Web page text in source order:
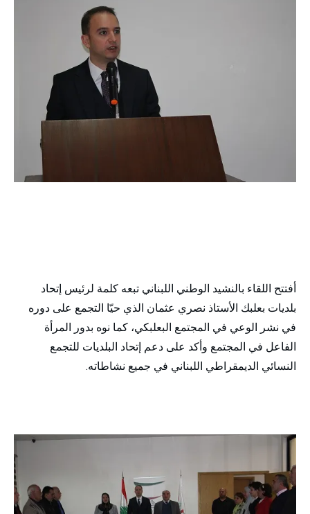
أفتتح اللقاء بالنشيد الوطني اللبناني تبعه كلمة لرئيس إتحاد
بلديات بعلبك الأستاذ نصري عثمان الذي حيّا التجمع على دوره
في نشر الوعي في المجتمع البعلبكي، كما نوه بدور المرأة
الفاعل في المجتمع وأكد على دعم إتحاد البلديات للتجمع
النسائي الديمقراطي اللبناني في جميع نشاطاته.